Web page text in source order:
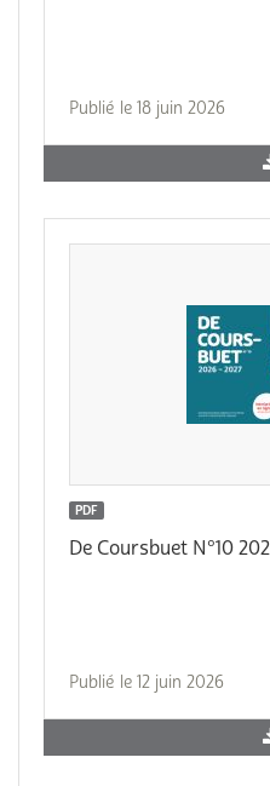
Publié le 18 juin 2026
PDF
De Coursbuet N°10
Publié le 12 juin 2026